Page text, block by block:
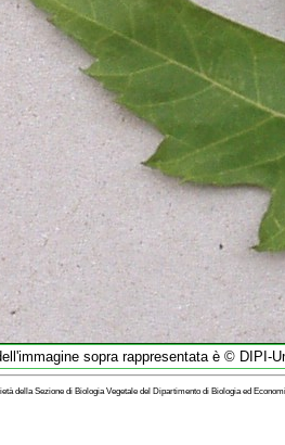
sopra rappresentata è © DIPI-
della Sezione di Biologia Vegetale del Dipartimento di Biologia ed